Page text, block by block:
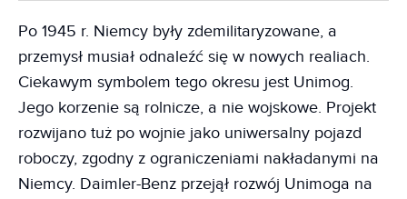
Po 1945 r. Niemcy były zdemilitaryzowane, a
przemysł musiał odnaleźć się w nowych realiach.
Ciekawym symbolem tego okresu jest Unimog.
Jego korzenie są rolnicze, a nie wojskowe. Projekt
rozwijano tuż po wojnie jako uniwersalny pojazd
roboczy, zgodny z ograniczeniami nakładanymi na
Niemcy. Daimler-Benz przejął rozwój Unimoga na